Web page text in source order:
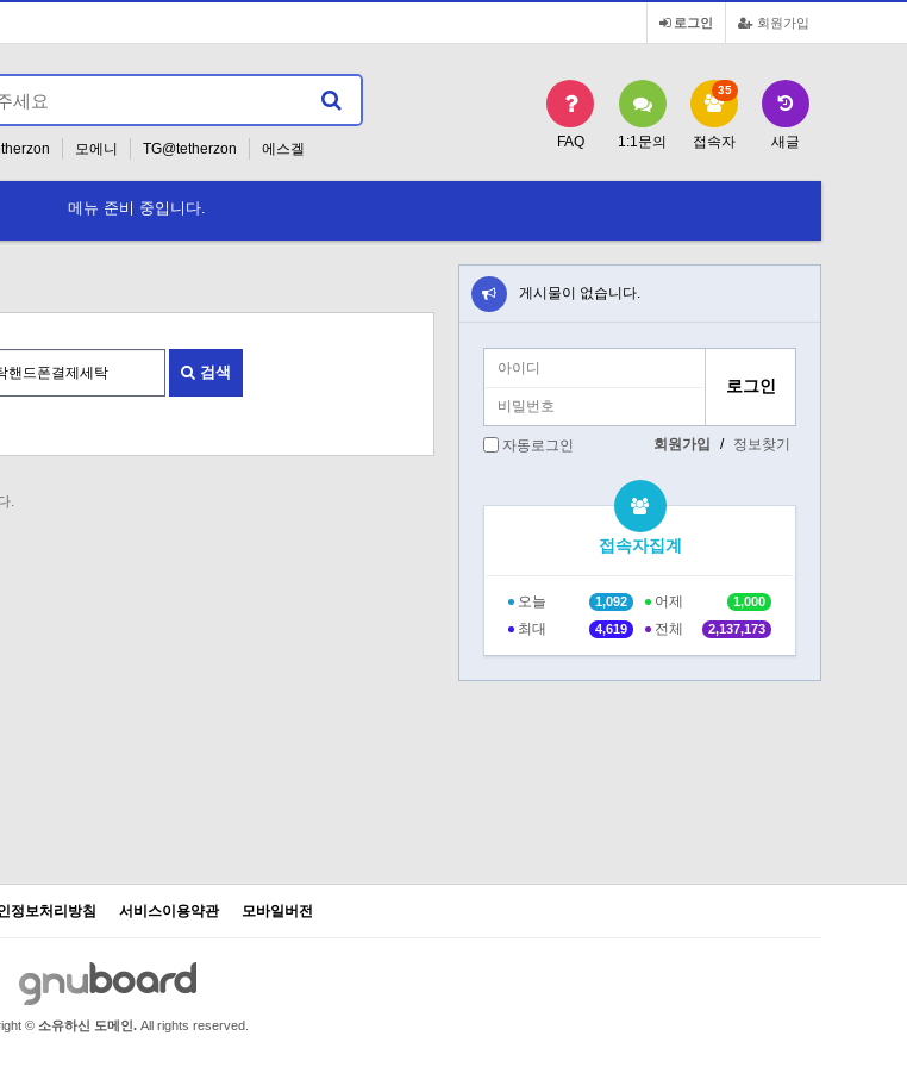
회원가입
로그인
모에니 TG@tetherzon
에스겔
FAQ 1:1문의 접속자
35
새글
메뉴 준비 중입니다.
검색
.
게시물이 없습니다.
자동로그인 회원가입 / 정보찾기
접속자집계
오늘 1,092 어제 1,000
최대 4,619 전체 2,137,173
정보처리방침 서비스이용약관 모바일버전
© 소유하신 도메인. All rights reserved.